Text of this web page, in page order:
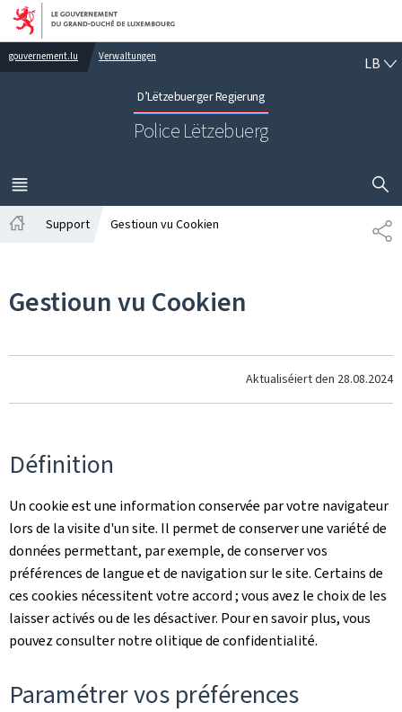
Bei den Haaptmenü goen
Bei den Inhalt goen
gouvernement.lu Verwaltungen
D’Lëtzebuerger Regierung
Police Lëtzebuerg
LB
MENÜ
HAAPT-
SHOW
Support Gestioun vu Cookien
Gestioun vu Cookien
Aktualiséiert den 28.08.2024
Définition
Un cookie est une information conservée par votre navigateur
lors de la visite d'un site. Il permet de conserver une variété de
données permettant, par exemple, de conserver vos
préférences de langue et de navigation sur le site. Certains de
ces cookies nécessitent votre accord ; vous avez le choix de les
laisser activés ou de les désactiver. Pour en savoir plus, vous
pouvez consulter notre olitique de confidentialité.
Paramétrer vos préférences